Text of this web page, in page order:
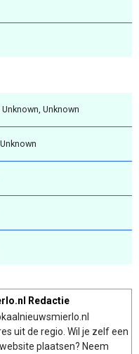
Unknown
Redactie
uit de regio. Wil je zelf een
plaatsen? Neem